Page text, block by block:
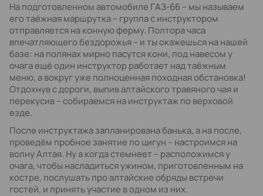
На подготовленном автомобиле ГАЗ-66 – мы называем
его таёжная маршрутка – группа с инструктором
отправляется на конную ферму. Полтора часа
впечатляющего бездорожья – и ты окажешься на нашей
базе: на полянах мирно пасутся кони, под навесом у
очага ещё один инструктор работает над таёжным
меню, а вокруг уже полноценная походная обстановка!
Отдохнув с дороги, выпив алтайского травяного чая и
перекусив – собираемся на инструктаж по верховой
езде.
После инструктажа запланирована банька, а на после,
проведём пробное занятие по цигун – настроимся на
волну Алтая. Ну а когда стемнеет – расположимся у
очага, чтобы насладиться ужином, приготовленным на
костре, послушать про алтайские обряды встречи
гостей, и принять участие в одном из них.